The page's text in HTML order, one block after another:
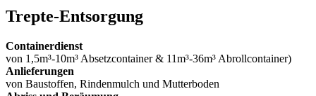
Trepte-Entsorgung
Containerdienst
von 1,5m³-10m³ Absetzcontainer & 11m³-36m³ Abrollcontainer)
Anlieferungen
von Baustoffen, Rindenmulch und Mutterboden